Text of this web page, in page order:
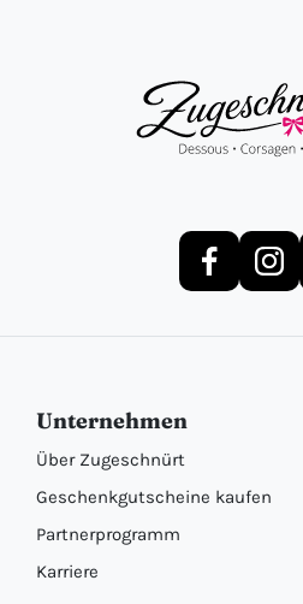
Unternehmen
Über Zugeschnürt
Geschenkgutscheine kaufen
Partnerprogramm
Karriere